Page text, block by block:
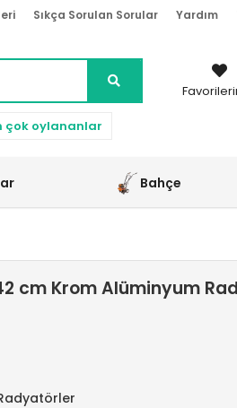
Sıkça Sorulan Sorular Yardım
çok oylananlar
Bahçe
cm Krom Alüminyum